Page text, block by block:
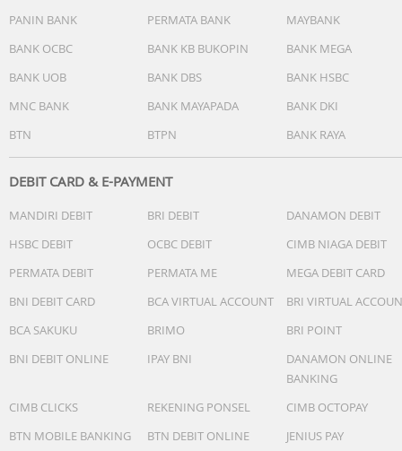
PANIN BANK
PERMATA BANK
MAYBANK
BANK OCBC
BANK KB BUKOPIN
BANK MEGA
BANK UOB
BANK DBS
BANK HSBC
MNC BANK
BANK MAYAPADA
BANK DKI
BTN
BTPN BANK RAYA
DEBIT CARD & E-PAYMENT
MANDIRI DEBIT BRI DEBIT
DANAMON DEBIT
HSBC DEBIT
OCBC DEBIT
CIMB NIAGA DEBIT
PERMATA DEBIT
PERMATA ME
MEGA DEBIT CARD
BNI DEBIT CARD
BCA VIRTUAL ACCOUNT
BRI VIRTUAL
BCA SAKUKU
BRIMO
BRI POINT
BNI DEBIT ONLINE
IPAY BNI
DANAMON ONLINE
BANKING
CIMB CLICKS
REKENING PONSEL
CIMB OCTOPAY
BTN MOBILE BANKING
BTN DEBIT ONLINE
JENIUS PAY